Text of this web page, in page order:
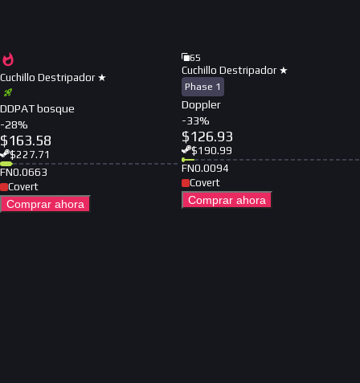
Cuchillo Destripador ★
DDPAT bosque
-28%
$163.58
$227.71
FN0.0663
Covert
Comprar ahora
65
Cuchillo Destripador ★
Phase 1
Doppler
-33%
$126.93
$190.99
FN0.0094
Covert
Comprar ahora